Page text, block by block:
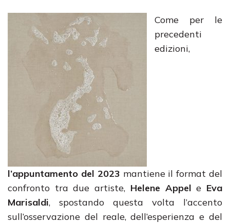
Come per le
precedenti
edizioni,
l’appuntamento del 2023 mantiene il format del
confronto tra due artiste, Helene Appele Eva
Marisaldi, spostando questa volta l’accento
sull’osservazione del reale, dell’esperienza e del